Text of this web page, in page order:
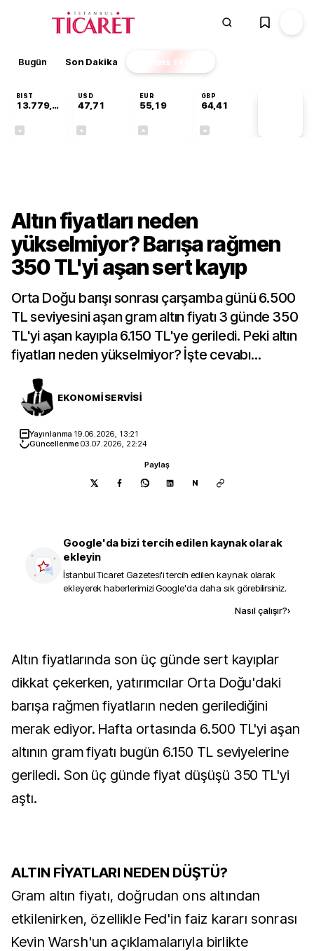
Bugün Son Dakika Finans EKSTRA
BIST
13.779,39
USD
47,71
EUR
55,19
GBP
64,41
Altın fiyatları neden
yükselmiyor? Barışa rağmen
350 TL'yi aşan sert kayıp
Orta Doğu barışı sonrası çarşamba günü 6.500
TL seviyesini aşan gram altın fiyatı 3 günde 350
TL'yi aşan kayıpla 6.150 TL'ye geriledi. Peki altın
fiyatları neden yükselmiyor? İşte cevabı...
EKONOMİ SERVİSİ
Yayınlanma 19.06.2026, 13:21
Güncellenme03.07.2026, 22:24
Paylaş
N
Google'da bizi tercih edilen kaynak olarak
ekleyin
İstanbul Ticaret Gazetesi'i tercih edilen kaynak olarak
ekleyerek haberlerimizi Google'da daha sık görebilirsiniz.
Nasıl çalışır?›
Altın fiyatlarında son üç günde sert kayıplar
dikkat çekerken, yatırımcılar Orta Doğu'daki
barışa rağmen fiyatların neden gerilediğini
merak ediyor. Hafta ortasında 6.500 TL'yi aşan
altının gram fiyatı bugün 6.150 TL seviyelerine
geriledi. Son üç günde fiyat düşüşü 350 TL'yi
aştı.
ALTIN FİYATLARI NEDEN DÜŞTÜ?
Gram altın fiyatı, doğrudan ons altından
etkilenirken, özellikle Fed'in faiz kararı sonrası
Kevin Warsh'un açıklamalarıyla birlikte